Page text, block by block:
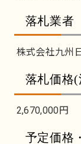
落札業者
株式会社九州
落札価格
2,670,000円
予定価格